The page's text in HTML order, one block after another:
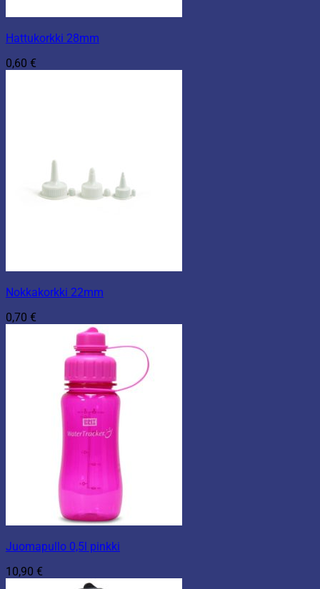
Hattukorkki 28mm
0,60 €
Nokkakorkki 22mm
0,70 €
Juomapullo 0,5l pinkki
10,90 €